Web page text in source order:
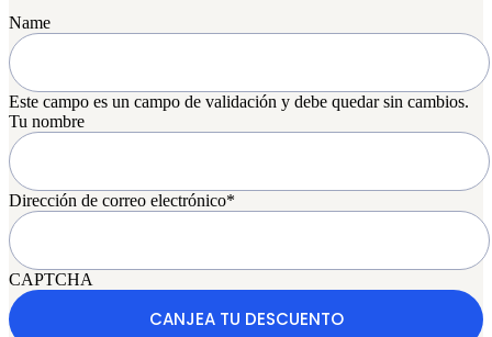
Name
Este campo es un campo de validación y debe quedar sin cambios.
Tu nombre
Dirección de correo electrónico*
CAPTCHA